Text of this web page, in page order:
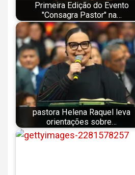
Primeira Edição do Evento
"Consagra Pastor" na…
pastora Helena Raquel leva
orientações sobre…